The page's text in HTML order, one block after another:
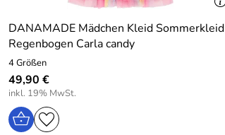
DANAMADE Mädchen Kleid Sommerkleid
Regenbogen Carla candy
4 Größen
49,90 €
inkl. 19% MwSt.